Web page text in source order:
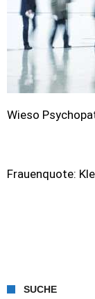
Wieso
Frauenquote:
SUCHE